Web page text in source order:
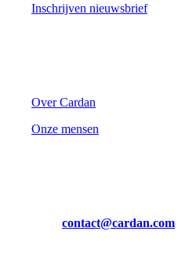
Inschrijven nieuwsbrief
Over Cardan
Onze mensen
contact@cardan.com